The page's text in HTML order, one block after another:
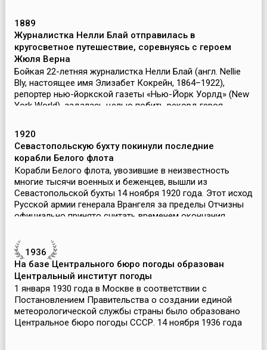
1889
Журналистка Нелли Блай отправилась в
кругосветное путешествие, соревнуясь с героем
Жюля Верна
Бойкая 22-летняя журналистка Нелли Блай (англ. Nellie
Bly, настоящее имя Элизабет Кокрейн, 1864–1922),
репортер нью-йоркской газеты «Нью-Йорк Уорлд» (New
York World), задалась целью побить рекорд героя
1920
Севастопольскую бухту покинули последние
корабли Белого флота
Корабли Белого флота, увозившие в неизвестность
многие тысячи военных и беженцев, вышли из
Севастопольской бухты 14 ноября 1920 года. Этот исход
Русской армии генерала Врангеля за пределы Отчизны
официально принято считать временем окончания
1936
На базе Центрального бюро погоды образован
Центральный институт погоды
1 января 1930 года в Москве в соответствии с
Постановлением Правительства о создании единой
метеорологической службы страны было образовано
Центральное бюро погоды СССР. 14 ноября 1936 года